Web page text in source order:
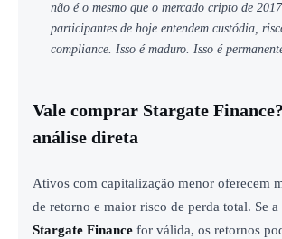
não é o mesmo que o mercado cripto de
participantes de hoje entendem custódia,
compliance. Isso é maduro. Isso é
Vale comprar Stargate
análise direta
Ativos com capitalização menor oferecem
de retorno e maior risco de perda total. Se a
Stargate Finance for válida, os retornos